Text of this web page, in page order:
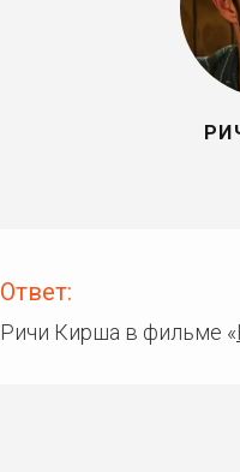
Ответ:
Ричи Кирша в фильме «